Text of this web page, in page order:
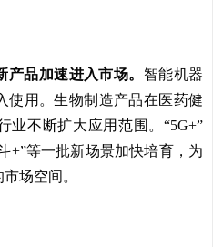
品加速进入市场。 智能机器
使用。生物制造产品在医药健
业不断扩大应用范围。“5G+”
+”等一批新场景加快培育，为
场空间。